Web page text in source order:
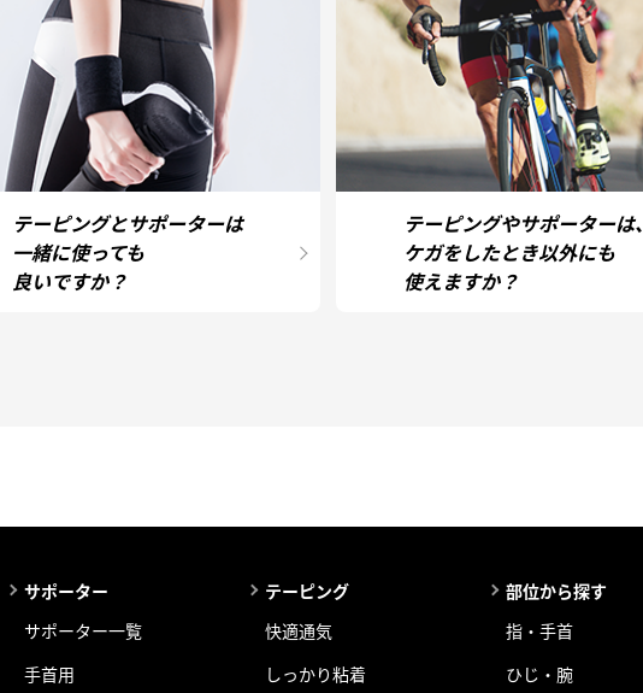
テーピングとサポーターは
一緒に使っても
良いですか？
テーピングやサポーターは、
ケガをしたとき以外にも
使えますか？
サポーター
サポーター一覧
手首用
テーピング
快適通気
しっかり粘着
部位から探す
指・手首
ひじ・腕